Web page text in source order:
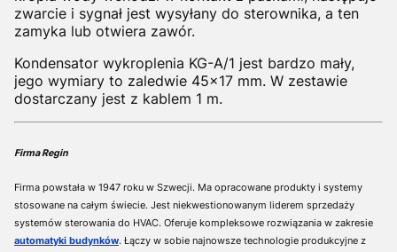
zwarcie i sygnał jest wysyłany do sterownika, a ten
zamyka lub otwiera zawór.
Kondensator wykroplenia KG-A/1 jest bardzo mały,
jego wymiary to zaledwie 45x17 mm. W zestawie
dostarczany jest z kablem 1 m.
Firma Regin
Firma powstała w 1947 roku w Szwecji. Ma opracowane produkty i systemy
stosowane na całym świecie. Jest niekwestionowanym liderem sprzedaży
systemów sterowania do HVAC. Oferuje kompleksowe rozwiązania w zakresie
automatyki budynków. Łączy w sobie najnowsze technologie produkcyjne z